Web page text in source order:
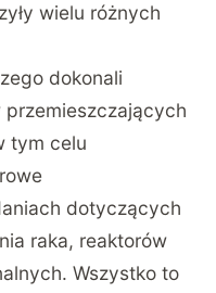
wielu różnych
dokonali
tym celu
dotyczących
raka, reaktorów
Wszystko to